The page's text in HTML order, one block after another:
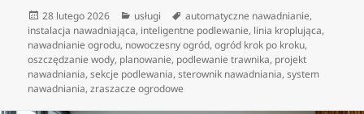
Data
publikacji
28 lutego 2026 Kategorie
usługi Tagi
automatyczne nawadnianie,
instalacja nawadniająca, inteligentne podlewanie, linia kroplująca,
nawadnianie ogrodu, nowoczesny ogród,ogród krok po kroku,
oszczędzanie wody, planowanie, podlewanie trawnika, projekt
nawadniania,sekcje podlewania,sterownik nawadniania,system
nawadniania,zraszacze ogrodowe